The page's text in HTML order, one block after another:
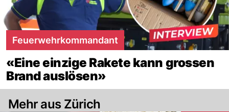
Feuerwehrkommandant
«Eine einzige Rakete kann grossen
Brand auslösen»
Mehr aus Zürich